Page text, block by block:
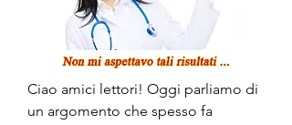
Ciao amici lettori! Oggi parliamo di
un argomento che spesso fa